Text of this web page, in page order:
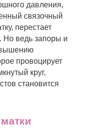
давления,
связочный
перестает
Но ведь запоры и
провоцирует
круг,
становится